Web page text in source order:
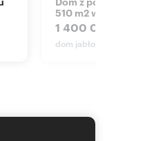
510 m2 w Jabłonnie
1 400 000 zł
dom jabłonna, Jabłonna